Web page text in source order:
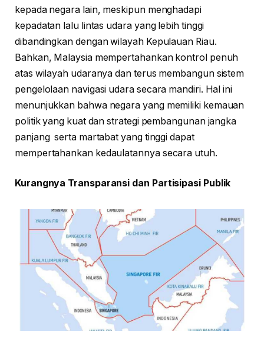
kepada negara lain, meskipun menghadapi
kepadatan lalu lintas udara yang lebih tinggi
dibandingkan dengan wilayah Kepulauan Riau.
Bahkan, Malaysia mempertahankan kontrol penuh
atas wilayah udaranya dan terus membangun sistem
pengelolaan navigasi udara secara mandiri. Hal ini
menunjukkan bahwa negara yang memiliki kemauan
politik yang kuat dan strategi pembangunan jangka
panjang serta martabat yang tinggi dapat
mempertahankan kedaulatannya secara utuh.
Kurangnya Transparansi dan Partisipasi Publik